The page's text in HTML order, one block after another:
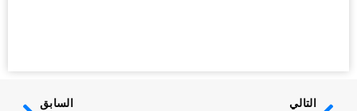
السابق
التالي